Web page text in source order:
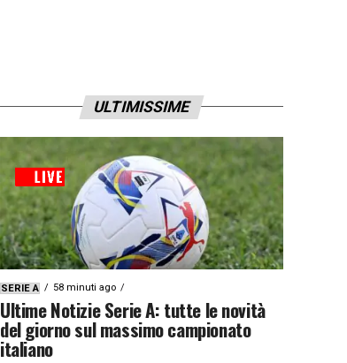
ULTIMISSIME
SERIE A 58 minuti ago
Ultime Notizie Serie A: tutte le novità
del giorno sul massimo campionato
italiano